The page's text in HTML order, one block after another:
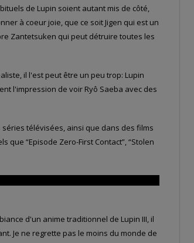
de Lupin soient autant mis de côté,
à coeur joie, que ce soit Jigen qui est un
Zantetsuken qui peut détruire toutes les
il l'est peut être un peu trop: Lupin
l'impression de voir Ryô Saeba avec des
télévisées, ainsi que dans des films
que “Episode Zero-First Contact”, “Stolen
d'un anime traditionnel de Lupin III, il
Je ne regrette pas le moins du monde de